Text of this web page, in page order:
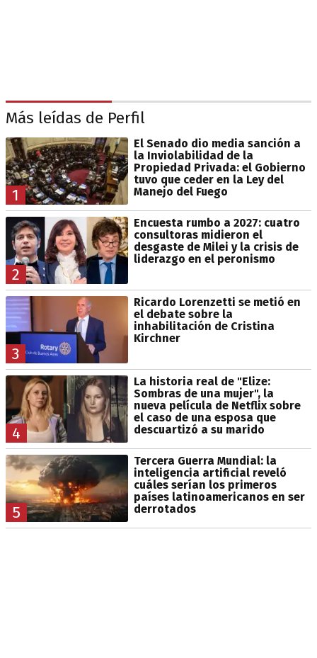
Más leídas de Perfil
1
El Senado dio media sanción a
la Inviolabilidad de la
Propiedad Privada: el Gobierno
tuvo que ceder en la Ley del
Manejo del Fuego
2
Encuesta rumbo a 2027: cuatro
consultoras midieron el
desgaste de Milei y la crisis de
liderazgo en el peronismo
3
Ricardo Lorenzetti se metió en
el debate sobre la
inhabilitación de Cristina
Kirchner
4
La historia real de "Elize:
Sombras de una mujer", la
nueva película de Netflix sobre
el caso de una esposa que
descuartizó a su marido
5
Tercera Guerra Mundial: la
inteligencia artificial reveló
cuáles serían los primeros
países latinoamericanos en ser
derrotados